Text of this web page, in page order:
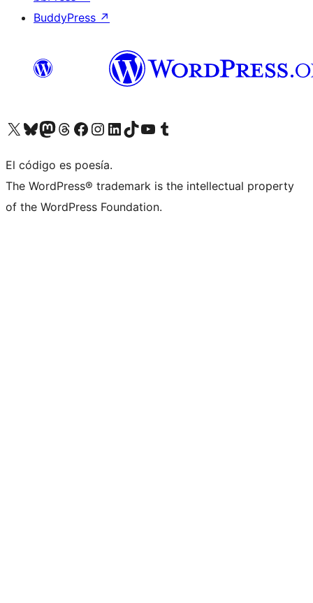
BuddyPress ↗
Visita nuestra cuenta de X (anteriormente Twitter)
Visita nuestra cuenta de Bluesky
Visita nuestra cuenta de Mastodon
Visita nuestra cuenta de Threads
Visita nuestra página de Facebook
Visita nuestra cuenta de Instagram
Visita nuestra cuenta de LinkedIn
Visita nuestra cuenta de TikTok
Visita nuestro canal de YouTube
Visita nuestra cuenta de Tumblr
El código es poesía.
The WordPress® trademark is the intellectual property
of the WordPress Foundation.